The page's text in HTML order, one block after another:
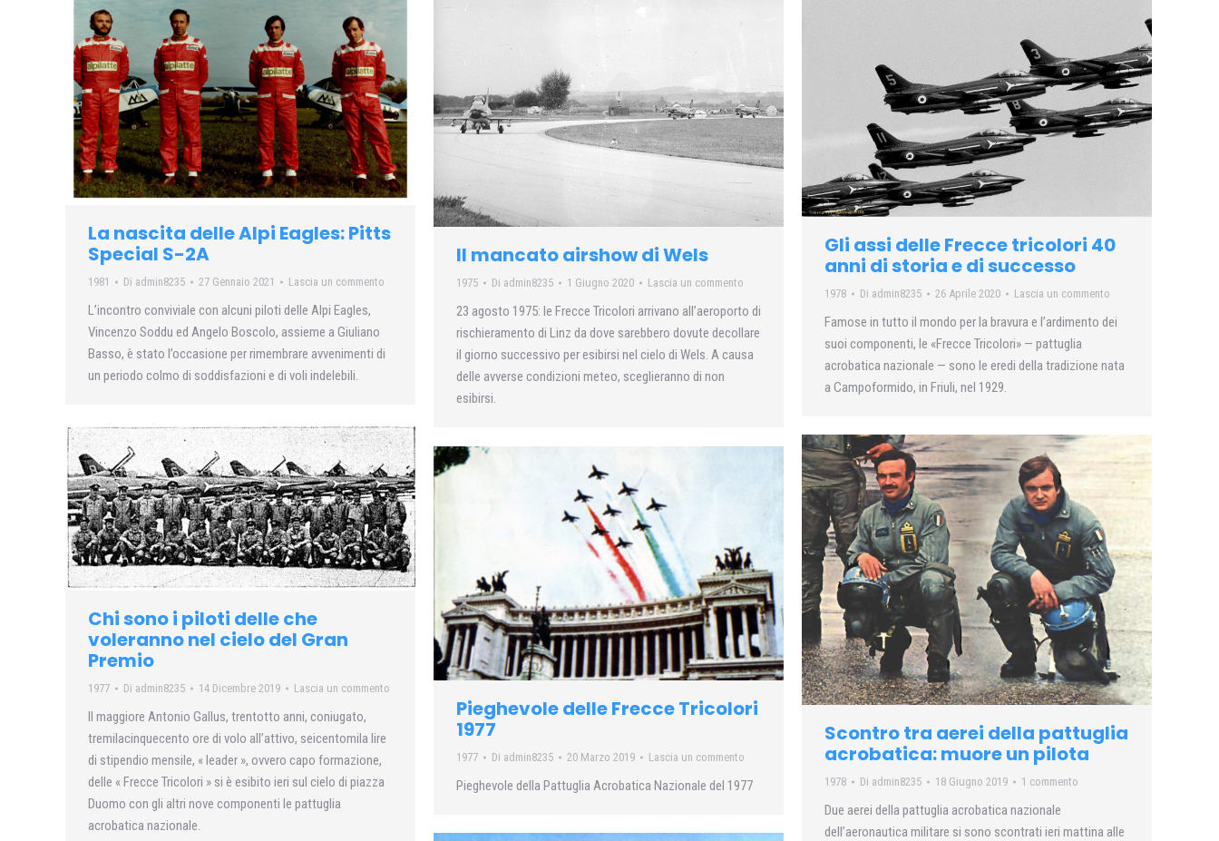
La nascita delle Alpi Eagles: Pitts
Special S-2A
1981 Di admin8235 27 Gennaio 2021 Lascia un commento
L’incontro conviviale con alcuni piloti delle Alpi Eagles,
Vincenzo Soddu ed Angelo Boscolo, assieme a Giuliano
Basso, è stato l’occasione per rimembrare avvenimenti di
un periodo colmo di soddisfazioni e di voli indelebili.
Il mancato airshow di Wels
1975 Di admin8235 1 Giugno 2020 Lascia un commento
23 agosto 1975: le Frecce Tricolori arrivano all’aeroporto di
rischieramento di Linz da dove sarebbero dovute decollare
il giorno successivo per esibirsi nel cielo di Wels. A causa
delle avverse condizioni meteo, sceglieranno di non
esibirsi.
Gli assi delle Frecce tricolori 40
anni di storia e di successo
1978 Di admin8235 26 Aprile 2020 Lascia un commento
Famose in tutto il mondo per la bravura e l’ardimento dei
suoi componenti, le «Frecce Tricolori» — pattuglia
acrobatica nazionale — sono le eredi della tradizione nata
a Campoformido, in Friuli, nel 1929.
Chi sono i piloti delle che
voleranno nel cielo del Gran
Premio
1977 Di admin8235 14 Dicembre 2019 Lascia un commento
Il maggiore Antonio Gallus, trentotto anni, coniugato,
tremilacinquecento ore di volo all’attivo, seicentomila lire
di stipendio mensile, « leader », ovvero capo formazione,
delle « Frecce Tricolori » si è esibito ieri sul cielo di piazza
Duomo con gli altri nove componenti le pattuglia
acrobatica nazionale.
Scontro tra aerei della pattuglia
acrobatica: muore un pilota
1978 Di admin8235 18 Giugno 2019 1 commento
Due aerei della pattuglia acrobatica nazionale
dell’aeronautica militare si sono scontrati ieri mattina alle
Pieghevole delle Frecce Tricolori
1977
1977 Di admin8235 20 Marzo 2019 Lascia un commento
Pieghevole della Pattuglia Acrobatica Nazionale del 1977